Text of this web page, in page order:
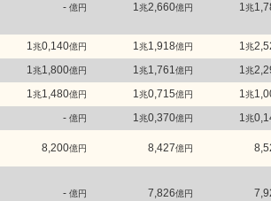
- 億円 1兆2,660億円 1兆
1兆0,140億円 1兆1,918億円 1兆
1兆1,800億円 1兆1,761億円 1兆
1兆1,480億円 1兆0,715億円 1兆
- 億円 1兆0,370億円 1兆
8,200億円 8,427億円
- 億円 7,826億円